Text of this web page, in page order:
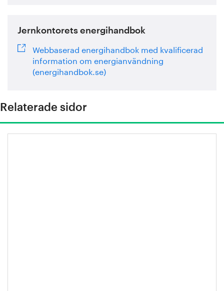
Jernkontorets energihandbok
Webbaserad energihandbok med kvalificerad
information om energianvändning
(energihandbok.se)
Relaterade sidor